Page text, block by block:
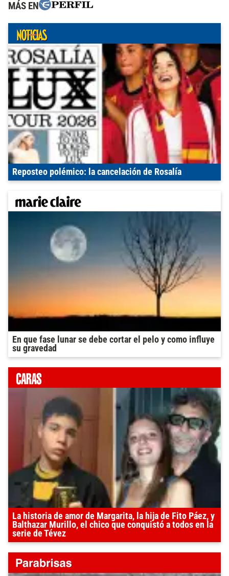
MÁS EN
Reposteo polémico: la cancelación de Rosalía
En que fase lunar se debe cortar el pelo y como influye
su gravedad
La historia de amor de Margarita, la hija de Fito Páez, y
Balthazar Murillo, el chico que conquistó a todos en la
serie de Tévez